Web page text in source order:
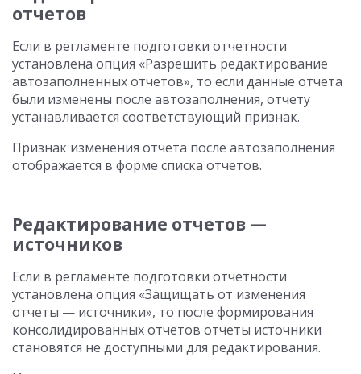
отчетов
Если в регламенте подготовки отчетности
установлена опция «Разрешить редактирование
автозаполненных отчетов», то если данные отчета
были изменены после автозаполнения, отчету
устанавливается соответствующий признак.
Признак изменения отчета после автозаполнения
отображается в форме списка отчетов.
Редактирование отчетов —
источников
Если в регламенте подготовки отчетности
установлена опция «Защищать от изменения
отчеты — источники», то после формирования
консолидированных отчетов отчеты источники
становятся не доступными для редактирования.